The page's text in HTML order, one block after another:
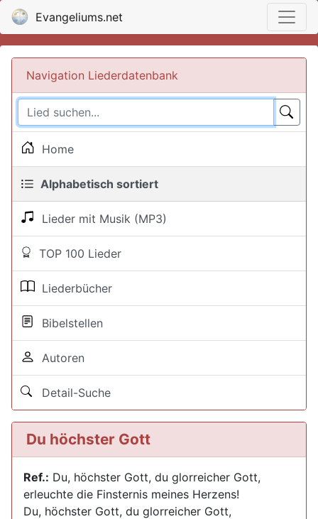
Evangeliums.net
Navigation Liederdatenbank
Home
Alphabetisch sortiert
Lieder mit Musik (MP3)
TOP 100 Lieder
Liederbücher
Bibelstellen
Autoren
Detail-Suche
Du höchster Gott
Ref.: Du, höchster Gott, du glorreicher Gott,
erleuchte die Finsternis meines Herzens!
Du, höchster Gott, du glorreicher Gott,